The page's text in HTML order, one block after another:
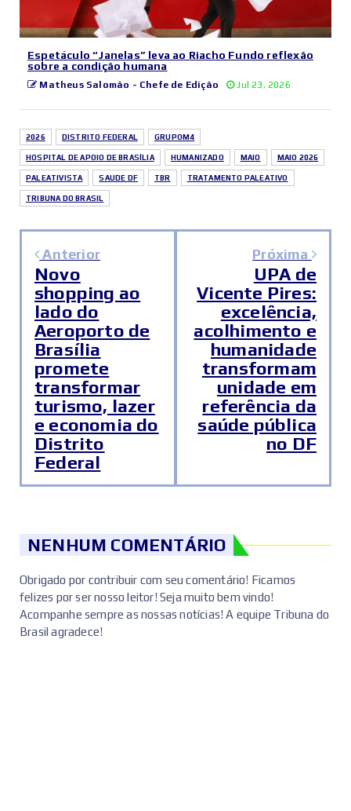
Espetáculo “Janelas” leva ao Riacho Fundo reflexão
sobre a condição humana
Matheus Salomão - Chefe de Edição Jul 23, 2026
2026 DISTRITO FEDERAL GRUPOM4
HOSPITAL DE APOIO DE BRASÍLIA HUMANIZADO MAIO MAIO 2026
PALEATIVISTA SAUDE DF TBR TRATAMENTO PALEATIVO
TRIBUNA DO BRASIL
Anterior
Novo
shopping ao
lado do
Aeroporto de
Brasília
promete
transformar
turismo, lazer
e economia do
Distrito
Federal
Próxima
UPA de
Vicente Pires:
excelência,
acolhimento e
humanidade
transformam
unidade em
referência da
saúde pública
no DF
NENHUM COMENTÁRIO
Obrigado por contribuir com seu comentário! Ficamos
felizes por ser nosso leitor! Seja muito bem vindo!
Acompanhe sempre as nossas notícias! A equipe Tribuna do
Brasil agradece!